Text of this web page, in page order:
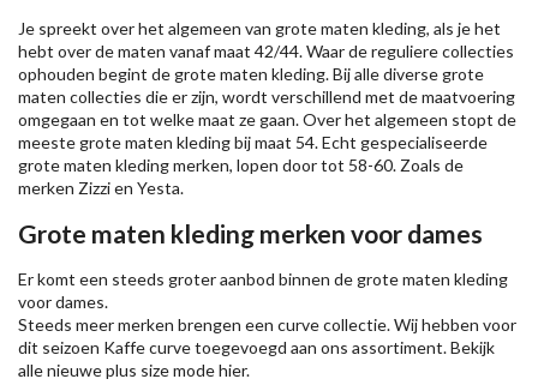
Je spreekt over het algemeen van grote maten kleding, als je het
hebt over de maten vanaf maat 42/44. Waar de reguliere collecties
ophouden begint de grote maten kleding. Bij alle diverse grote
maten collecties die er zijn, wordt verschillend met de maatvoering
omgegaan en tot welke maat ze gaan. Over het algemeen stopt de
meeste grote maten kleding bij maat 54. Echt gespecialiseerde
grote maten kleding merken, lopen door tot 58-60. Zoals de
merken Zizzien Yesta.
Grote maten kleding merken voor dames
Er komt een steeds groter aanbod binnen de grote maten kleding
voor dames.
Steeds meer merken brengen een curve collectie. Wij hebben voor
dit seizoen Kaffecurve toegevoegd aan ons assortiment. Bekijk
alle nieuweplus size modehier.